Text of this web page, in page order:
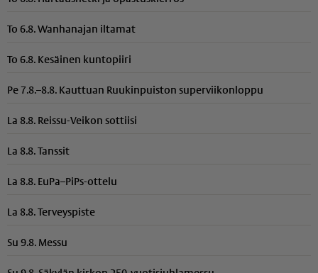
To 6.8. Wanhanajan iltamat
To 6.8. Kesäinen kuntopiiri
Pe 7.8.–8.8. Kauttuan Ruukinpuiston superviikonloppu
La 8.8. Reissu-Veikon sottiisi
La 8.8. Tanssit
La 8.8. EuPa–PiPs-ottelu
La 8.8. Terveyspiste
Su 9.8. Messu